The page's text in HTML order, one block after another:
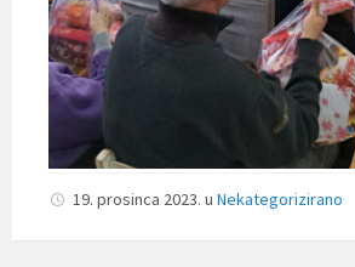
19. prosinca 2023. u Nekategorizirano